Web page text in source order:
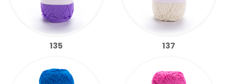
135 137